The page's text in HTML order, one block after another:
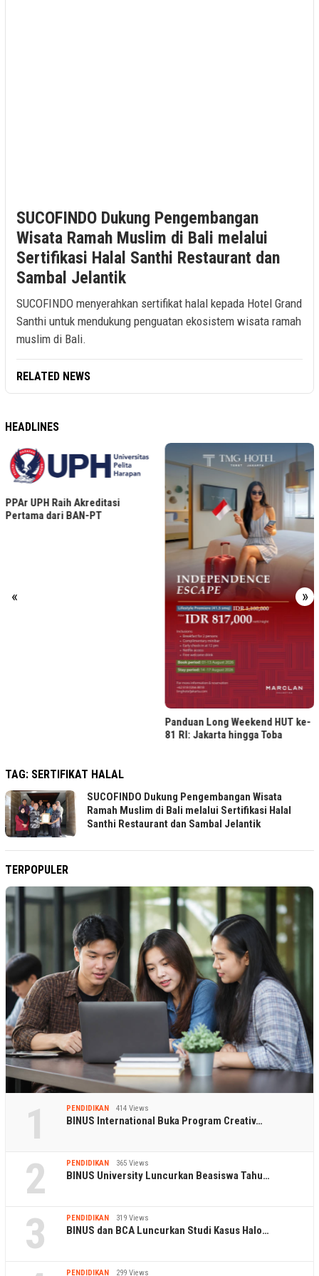
SUCOFINDO Dukung Pengembangan
Wisata Ramah Muslim di Bali melalui
Sertifikasi Halal Santhi Restaurant dan
Sambal Jelantik
SUCOFINDO menyerahkan sertifikat halal kepada Hotel Grand
Santhi untuk mendukung penguatan ekosistem wisata ramah
muslim di Bali.
RELATED NEWS
HEADLINES
« »
PPAr UPH Raih Akreditasi
Pertama dari BAN-PT
Panduan Long Weekend HUT ke-
81 RI: Jakarta hingga Toba
TAG: SERTIFIKAT HALAL
SUCOFINDO Dukung Pengembangan Wisata
Ramah Muslim di Bali melalui Sertifikasi Halal
Santhi Restaurant dan Sambal Jelantik
TERPOPULER
1 PENDIDIKAN 414 Views
BINUS International Buka Program Creativ…
2 PENDIDIKAN 365 Views
BINUS University Luncurkan Beasiswa Tahu…
3 PENDIDIKAN 319 Views
BINUS dan BCA Luncurkan Studi Kasus Halo…
PENDIDIKAN 299 Views